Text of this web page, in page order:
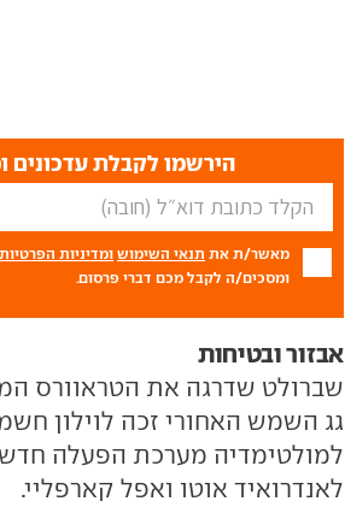
הירשמו לקבלת עדכונים
מאשר/ת את תנאי השימוש ומדיניות הפרטיות
ומסכים/ה לקבל מכם דברי פרסום.
אבזור ובטיחות
שברולט שדרגה את הטראוורס
גג השמש האחורי זכה לוילון
למולטימדיה מערכת הפעלה
לאנדרואיד אוטו ואפל קארפליי.